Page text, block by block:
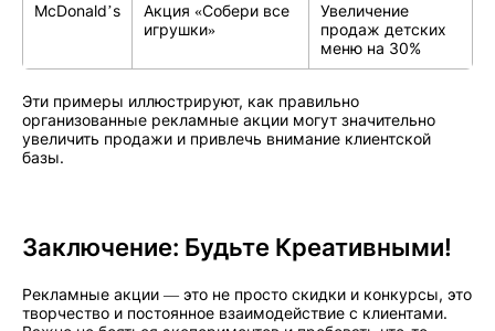
McDonald’s
Акция «Собери все
игрушки»
Увеличение
продаж детских
меню на 30%
Эти примеры иллюстрируют, как правильно
организованные рекламные акции могут значительно
увеличить продажи и привлечь внимание клиентской
базы.
Заключение: Будьте Креативными!
Рекламные акции — это не просто скидки и конкурсы, это
творчество и постоянное взаимодействие с клиентами.